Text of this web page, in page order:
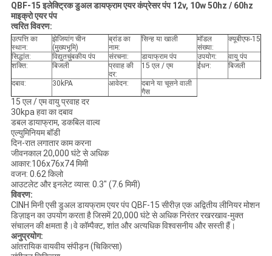
QBF-15 इलेक्ट्रिक डुअल डायफ्राम एयर कंप्रेसर पंप 12v, 10w 50hz / 60hz
माइक्रो एयर पंप
त्वरित विवरण:
उत्पत्ति का
स्थान:
झेजियांग चीन
(मुख्यभूमि)
ब्रांड का
नाम:
सिन्ह या खाली
मॉडल
संख्या:
क्यूबीएफ-15
सिद्धांत: विद्युतचुंबकीय पंप संरचना: डायाफ्राम पंप उपयोग:
वायु पंप
शक्ति:
बिजली
प्रवाह की
दर:
15 एल / एम ईंधन: बिजली
दबाव: 30kPA आवेदन:
दबाने या चूसने वाली
गैस
15 एल / एम वायु प्रवाह दर
30kpa हवा का दबाव
डबल डायाफ्राम, डकबिल वाल्व
एल्युमिनियम बॉडी
दिन-रात लगातार काम करना
जीवनकाल 20,000 घंटे से अधिक
आकार:106x76x74 मिमी
वजन: 0.62 किलो
आउटलेट और इनलेट व्यास: 0.3" (7.6 मिमी)
विवरण:
CINH मिनी एसी डुअल डायफ्राम एयर पंप QBF-15 सीरीज़ एक अद्वितीय लीनियर मोशन
डिज़ाइन का उपयोग करता है जिसमें 20,000 घंटे से अधिक निरंतर रखरखाव-मुक्त
संचालन की क्षमता है।वे कॉम्पैक्ट, शांत और अत्यधिक विश्वसनीय और सस्ती हैं।
अनुप्रयोग:
आंतरायिक वायवीय संपीड़न (चिकित्सा)